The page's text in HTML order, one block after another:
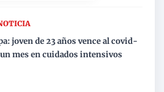
joven de 23 años vence al covid-
mes en cuidados intensivos